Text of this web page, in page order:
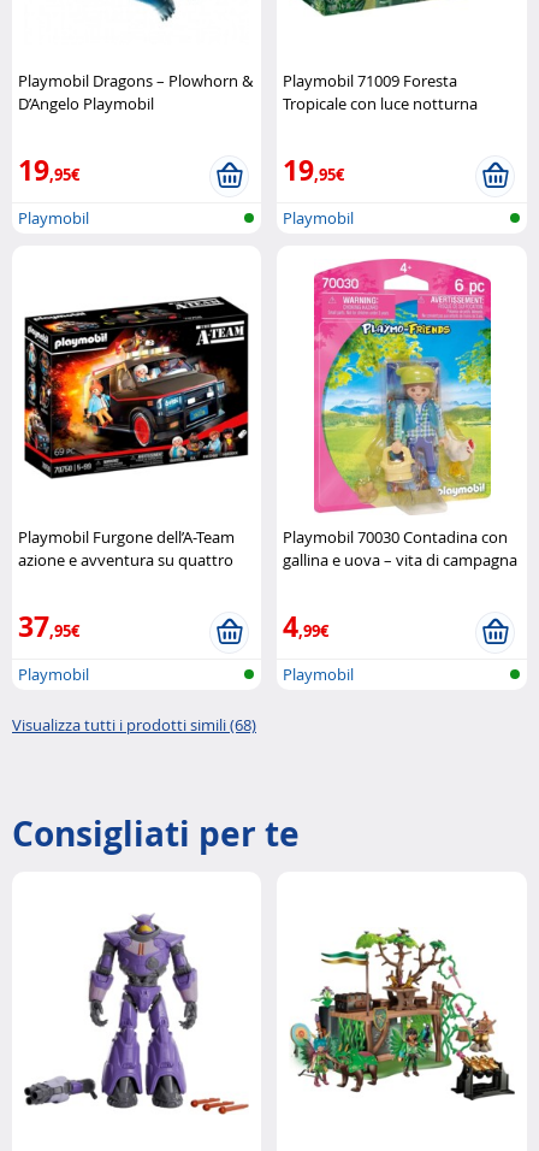
Playmobil Dragons – Plowhorn &
D’Angelo Playmobil
19,95€
Playmobil
Playmobil 71009 Foresta
Tropicale con luce notturna
19,95€
Playmobil
Playmobil Furgone dell’A-Team
azione e avventura su quattro
37,95€
Playmobil
Playmobil 70030 Contadina con
gallina e uova – vita di campagna
4,99€
Playmobil
Visualizza tutti i prodotti simili (68)
Consigliati per te